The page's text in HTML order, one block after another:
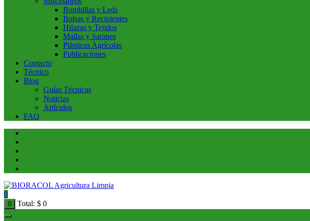
Bombillas y Leds
Bolsas y Recipientes
Hilazas y Tejidos
Mallas y Saranes
Plásticos Agrícolas
Publicaciones
Contacto
Técnico
Blog
Guías Técnicas
Noticias
Artículos
FAQ
0
0 Total: $ 0